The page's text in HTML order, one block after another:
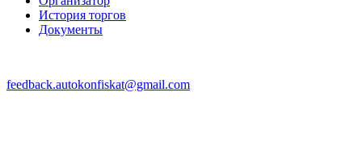
История торгов
Документы
feedback.autokonfiskat@gmail.com